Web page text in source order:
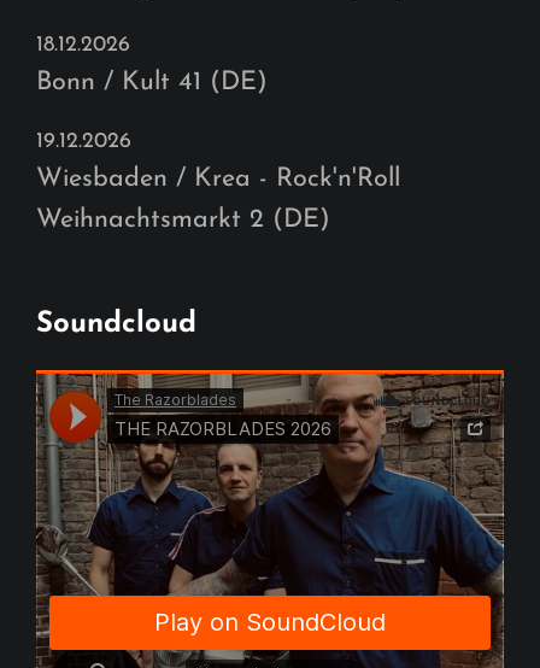
18.12.2026
Bonn / Kult 41 (DE)
19.12.2026
Wiesbaden / Krea - Rock'n'Roll
Weihnachtsmarkt 2 (DE)
Soundcloud